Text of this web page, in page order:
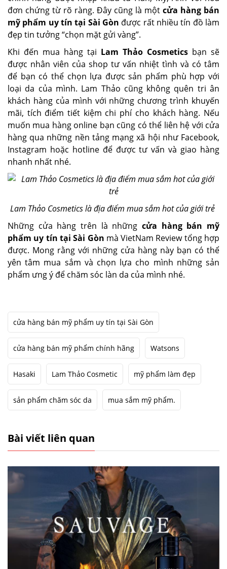
đơn chứng từ rõ ràng. Đây cũng là một cửa hàng bán
mỹ phẩm uy tín tại Sài Gòn được rất nhiều tín đồ làm
đẹp tin tưởng “chọn mặt gửi vàng”.
Khi đến mua hàng tại Lam Thảo Cosmetics bạn sẽ
được nhân viên của shop tư vấn nhiệt tình và có tâm
để bạn có thể chọn lựa được sản phẩm phù hợp với
loại da của mình. Lam Thảo cũng không quên tri ân
khách hàng của mình với những chương trình khuyến
mãi, tích điểm tiết kiệm chi phí cho khách hàng. Nếu
muốn mua hàng online bạn cũng có thể liên hệ với cửa
hàng qua những nền tảng mạng xã hội như Facebook,
Instagram hoặc hotline để được tư vấn và giao hàng
nhanh nhất nhé.
Lam Thảo Cosmetics là địa điểm mua sắm hot của giới trẻ
Những cửa hàng trên là những cửa hàng bán mỹ
phẩm uy tín tại Sài Gòn mà VietNam Review tổng hợp
được. Mong rằng với những cửa hàng này bạn có thể
yên tâm mua sắm và chọn lựa cho mình những sản
phẩm ưng ý để chăm sóc làn da của mình nhé.
cửa hàng bán mỹ phẩm uy tín tại Sài Gòn
cửa hàng bán mỹ phẩm chính hãng Watsons
Hasaki Lam Thảo Cosmetic mỹ phẩm làm đẹp
sản phẩm chăm sóc da mua sắm mỹ phẩm.
Bài viết liên quan